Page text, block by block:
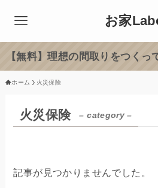
お家
【無料】理想の間取りをつく
ホーム 火災保険
火災保険 – category –
記事が見つかりませんでした。